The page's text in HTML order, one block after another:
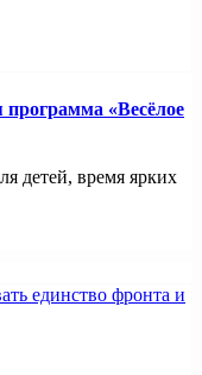
«Весёлое
детей, время ярких